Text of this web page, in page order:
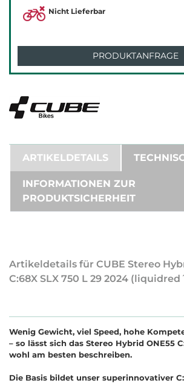
Nicht Lieferbar
PRODUKTANFRAGE
ARTIKELDETAILS
INFORMATIONEN ZUR
PRODUKTSICHERHEIT
Artikeldetails für CUBE Stereo
C:68X SLX 750 L 29 2024
Wenig Gewicht, viel Speed, hohe
– so lässt sich das Stereo Hybrid ONE55 C
wohl am besten beschreiben.
Die Basis bildet unser superinnovativer C: